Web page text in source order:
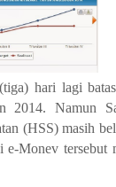
hari lagi
2014. Namun
(HSS) masih
Monev tersebut